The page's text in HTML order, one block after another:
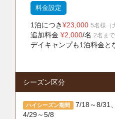
料金設定
1泊につき¥23,000 5名様（
追加料金 ¥2,000/名 2名ま
デイキャンプも1泊料金と
シーズン区分
ハイシーズン期間
7/18～8/31
4/29～5/8